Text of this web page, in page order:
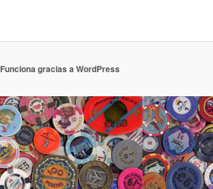
Funciona gracias a WordPress